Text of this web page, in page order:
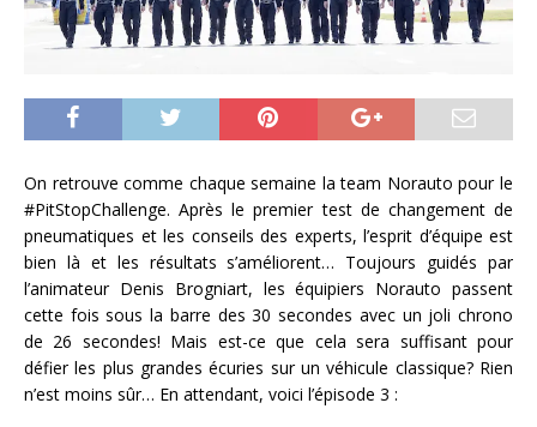
On retrouve comme chaque semaine la team Norauto pour le
#PitStopChallenge. Après le premier test de changement de
pneumatiques et les conseils des experts, l’esprit d’équipe est
bien là et les résultats s’améliorent… Toujours guidés par
l’animateur Denis Brogniart, les équipiers Norauto passent
cette fois sous la barre des 30 secondes avec un joli chrono
de 26 secondes! Mais est-ce que cela sera suffisant pour
défier les plus grandes écuries sur un véhicule classique? Rien
n’est moins sûr… En attendant, voici l’épisode 3 :